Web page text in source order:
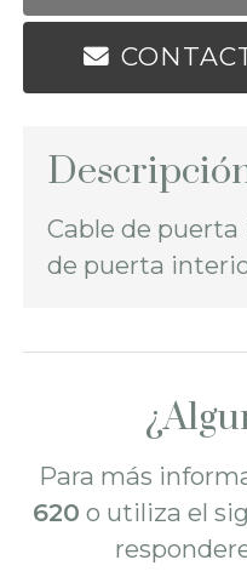
Cable de
de puerta
Para más
620 o utiliza el